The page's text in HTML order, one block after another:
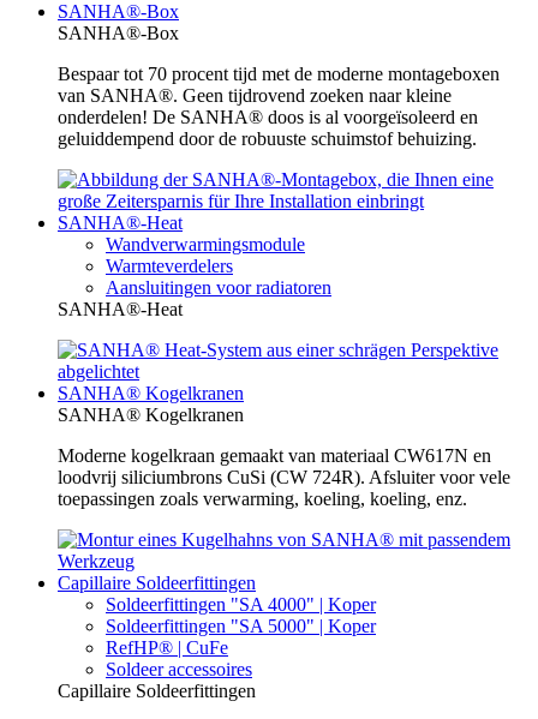
SANHA®-Box
SANHA®-Box
Bespaar tot 70 procent tijd met de moderne montageboxen
van SANHA®. Geen tijdrovend zoeken naar kleine
onderdelen! De SANHA® doos is al voorgeïsoleerd en
geluiddempend door de robuuste schuimstof behuizing.
SANHA®-Heat
Wandverwarmingsmodule
Warmteverdelers
Aansluitingen voor radiatoren
SANHA®-Heat
SANHA® Kogelkranen
SANHA® Kogelkranen
Moderne kogelkraan gemaakt van materiaal CW617N en
loodvrij siliciumbrons CuSi (CW 724R). Afsluiter voor vele
toepassingen zoals verwarming, koeling, koeling, enz.
Capillaire Soldeerfittingen
Soldeerfittingen "SA 4000" | Koper
Soldeerfittingen "SA 5000" | Koper
RefHP® | CuFe
Soldeer accessoires
Capillaire Soldeerfittingen